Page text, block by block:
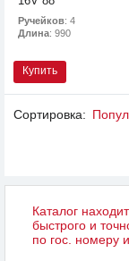
Ручейков: 4
Длина: 990
Купить
Сортировка:
Каталог
быстрого и
по гос. номеру